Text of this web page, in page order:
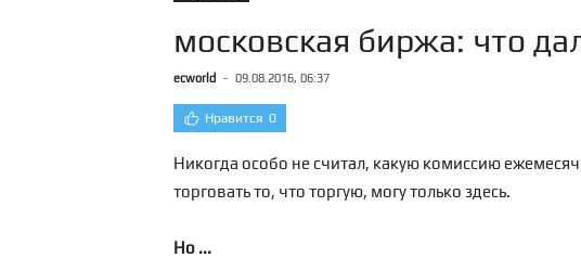
московская биржа: что
ecworld - 09.08.2016, 06:37
Нравится 0
Никогда особо не считал, какую комиссию
торговать то, что торгую, могу только здесь.
Но ...